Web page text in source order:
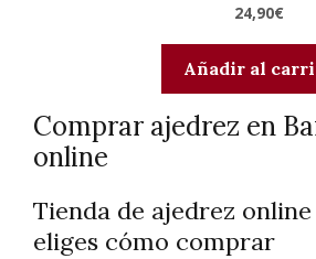
24,90€
Añadir al
Comprar ajedrez en
online
Tienda de ajedrez
eliges cómo comprar